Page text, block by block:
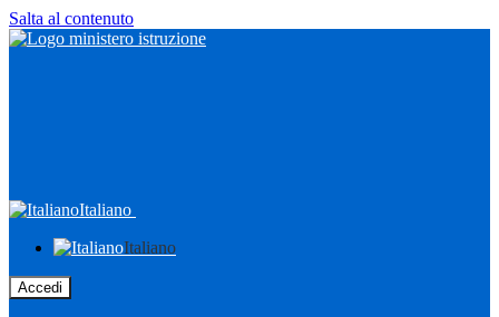
Salta al contenuto
Italiano
Italiano
Accedi